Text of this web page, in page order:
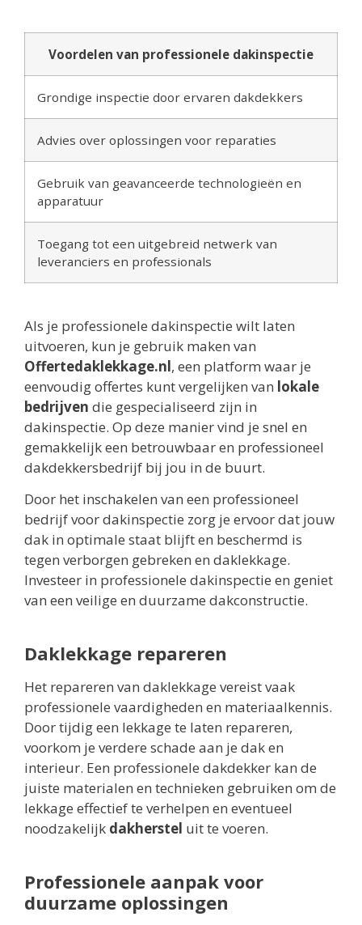
Voordelen van professionele dakinspectie
Grondige inspectie door ervaren dakdekkers
Advies over oplossingen voor reparaties
Gebruik van geavanceerde technologieën en
apparatuur
Toegang tot een uitgebreid netwerk van
leveranciers en professionals
Als je professionele dakinspectie wilt laten
uitvoeren, kun je gebruik maken van
Offertedaklekkage.nl, een platform waar je
eenvoudig offertes kunt vergelijken van lokale
bedrijven die gespecialiseerd zijn in
dakinspectie. Op deze manier vind je snel en
gemakkelijk een betrouwbaar en professioneel
dakdekkersbedrijf bij jou in de buurt.
Door het inschakelen van een professioneel
bedrijf voor dakinspectie zorg je ervoor dat jouw
dak in optimale staat blijft en beschermd is
tegen verborgen gebreken en daklekkage.
Investeer in professionele dakinspectie en geniet
van een veilige en duurzame dakconstructie.
Daklekkage repareren
Het repareren van daklekkage vereist vaak
professionele vaardigheden en materiaalkennis.
Door tijdig een lekkage te laten repareren,
voorkom je verdere schade aan je dak en
interieur. Een professionele dakdekker kan de
juiste materialen en technieken gebruiken om de
lekkage effectief te verhelpen en eventueel
noodzakelijk dakherstel uit te voeren.
Professionele aanpak voor
duurzame oplossingen